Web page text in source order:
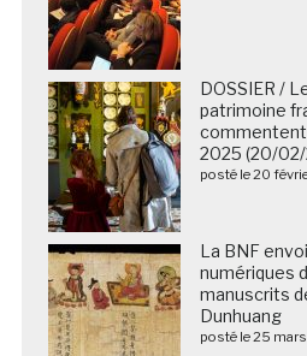
DOSSIER /
patrimoine
2025 (20/
posté le 20
La BNF
numériques
manuscrits
Dunhuang
posté le 25